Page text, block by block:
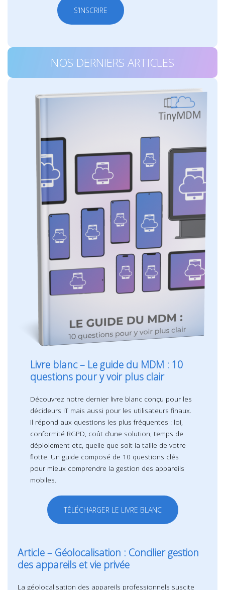
S’INSCRIRE
NOS DERNIERS ARTICLES
Livre blanc – Le guide du MDM : 10
questions pour y voir plus clair
Découvrez notre dernier livre blanc conçu pour les
décideurs IT mais aussi pour les utilisateurs finaux.
Il répond aux questions les plus fréquentes : loi,
conformité RGPD, coût d’une solution, temps de
déploiement etc, quelle que soit la taille de votre
flotte. Un guide composé de 10 questions clés
pour mieux comprendre la gestion des appareils
mobiles.
TÉLÉCHARGER LE LIVRE BLANC
Article – Géolocalisation : Concilier gestion
des appareils et vie privée
La géolocalisation des appareils professionnels suscite